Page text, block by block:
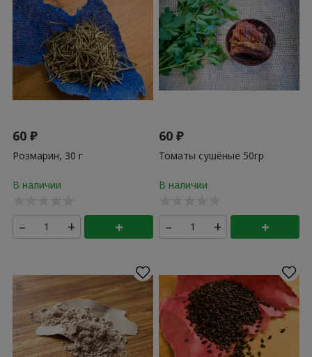
60₽
Розмарин, 30 г
– + +
60₽
Томаты сушёные 50гр
– + +